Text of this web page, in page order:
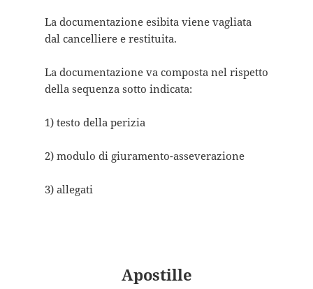
La documentazione esibita viene vagliata
dal cancelliere e restituita.
La documentazione va composta nel rispetto
della sequenza sotto indicata:
1) testo della perizia
2) modulo di giuramento-asseverazione
3) allegati
Apostille